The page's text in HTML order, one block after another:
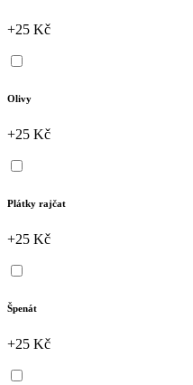
+25 Kč
Olivy
+25 Kč
Plátky rajčat
+25 Kč
Špenát
+25 Kč